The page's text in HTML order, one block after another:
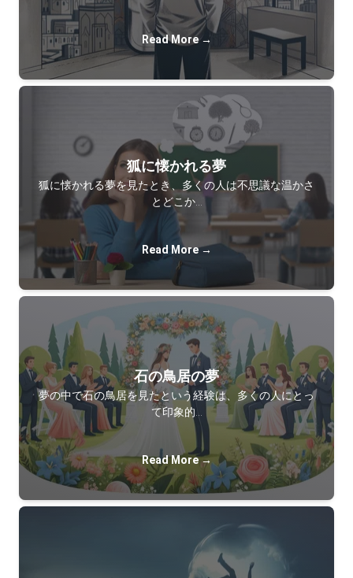
Read More →
狐に懐かれる夢
狐に懐かれる夢を見たとき、多くの人は不思議な温かさ
とどこか…
Read More →
石の鳥居の夢
夢の中で石の鳥居を見たという経験は、多くの人にとっ
て印象的…
Read More →